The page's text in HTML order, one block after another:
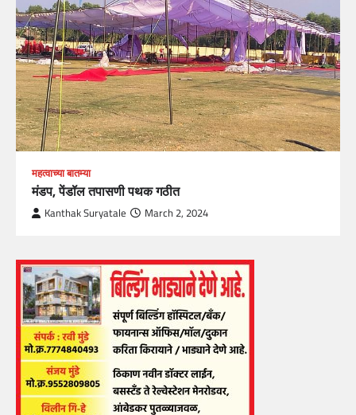
महत्वाच्या बातम्या
मंडप, पेंडॉल तपासणी पथक गठीत
Kanthak Suryatale March 2, 2024